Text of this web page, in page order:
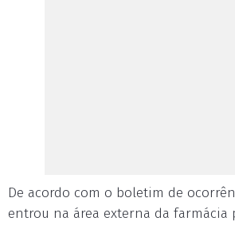
De acordo com o boletim de
entrou na área externa da farmácia